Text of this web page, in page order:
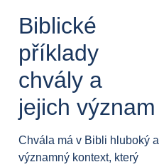
Biblické
příklady
chvály a
jejich význam
Chvála má v Bibli hluboký a
významný kontext, který